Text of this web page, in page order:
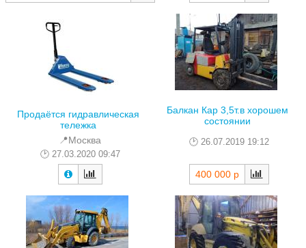
Продаётся гидравлическая
тележка
📍Москва
27.03.2020 09:47
Балкан Кар 3,5т.в хорошем
состоянии
26.07.2019 19:12
400 000 р